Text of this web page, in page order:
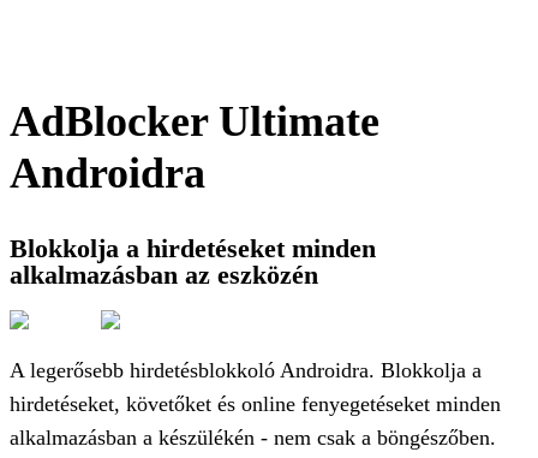
AdBlocker Ultimate
Androidra
Blokkolja a hirdetéseket minden
alkalmazásban az eszközén
A legerősebb hirdetésblokkoló Androidra. Blokkolja a
hirdetéseket, követőket és online fenyegetéseket minden
alkalmazásban a készülékén - nem csak a böngészőben.